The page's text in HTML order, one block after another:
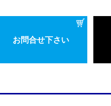
お問合せ下さい